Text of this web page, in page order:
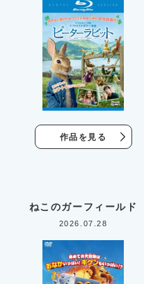
作品を見る
ねこのガーフィールド
2026.07.28